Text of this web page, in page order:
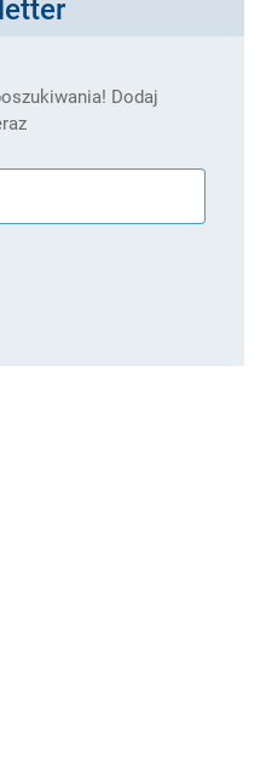
Dodaj